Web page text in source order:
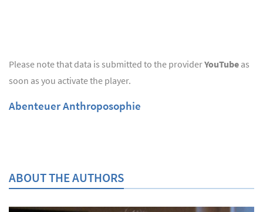
Please note that data is submitted to the providerYouTube as
soon as you activate the player.
Abenteuer Anthroposophie
ABOUT THE AUTHORS